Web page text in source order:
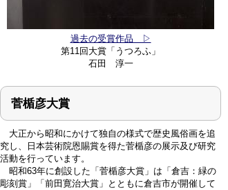
過去の受賞作品 ▷
第11回大賞「うつろふ」
石田 淳一
菅楯彦大賞
大正から昭和にかけて独自の様式で歴史風俗画を追
究し、日本芸術院恩賜賞を得た菅楯彦の展示及び研究
活動を行っています。
昭和63年に創設した「菅楯彦大賞」は「倉吉：緑の
彫刻賞」「前田寛治大賞」とともに倉吉市が開催して